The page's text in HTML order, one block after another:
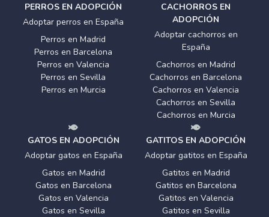
PERROS EN ADOPCIÓN
Adoptar perros en España
Perros en Madrid
Perros en Barcelona
Perros en Valencia
Perros en Sevilla
Perros en Murcia
CACHORROS EN
ADOPCIÓN
Adoptar cachorros en
España
Cachorros en Madrid
Cachorros en Barcelona
Cachorros en Valencia
Cachorros en Sevilla
Cachorros en Murcia
GATOS EN ADOPCIÓN
Adoptar gatos en España
Gatos en Madrid
Gatos en Barcelona
Gatos en Valencia
Gatos en Sevilla
GATITOS EN ADOPCIÓN
Adoptar gatitos en España
Gatitos en Madrid
Gatitos en Barcelona
Gatitos en Valencia
Gatitos en Sevilla